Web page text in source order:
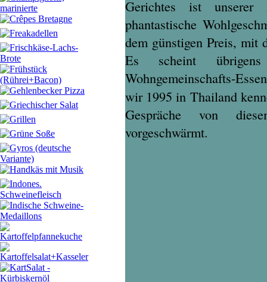
Gerichtes ist unserer
phantastische
dem günstigen Preis, mit
Es scheint
Wohngemeinschafts-
wir 1995 in Thailand
Gespräche von
vorgeschwärmt.